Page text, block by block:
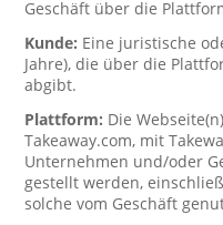
Geschäft über die
Kunde: Eine juristische
Jahre), die über die
abgibt.
Plattform: Die
Takeaway.com, mit
Unternehmen und/oder
gestellt werden,
solche vom Geschäft